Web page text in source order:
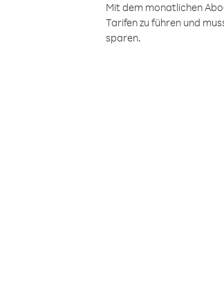
Mit dem monatlichen
Tarifen zu führen und
sparen.